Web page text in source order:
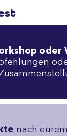
oder
nach